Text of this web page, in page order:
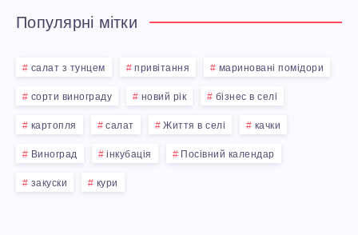
Т
А
Н
Н
Я
Популярні мітки
салат з тунцем привітання мариновані помідори
сорти винограду новий рік бізнес в селі
картопля салат Життя в селі качки
Виноград інкубація Посівний календар
закуски кури